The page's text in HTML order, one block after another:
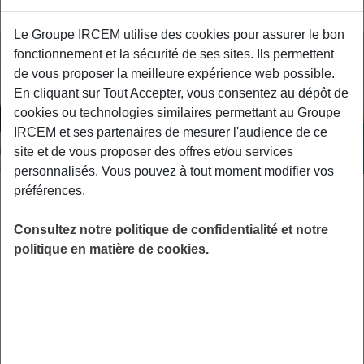
Garanties incapacité et invalidité :
ce que vous devez savoir
Le Groupe IRCEM utilise des cookies pour assurer le bon
fonctionnement et la sécurité de ses sites. Ils permettent
de vous proposer la meilleure expérience web possible.
En cliquant sur Tout Accepter, vous consentez au dépôt de
cookies ou technologies similaires permettant au Groupe
IRCEM et ses partenaires de mesurer l'audience de ce
site et de vous proposer des offres et/ou services
personnalisés. Vous pouvez à tout moment modifier vos
préférences.
Consultez notre politique de confidentialité et notre
politique en matière de cookies.